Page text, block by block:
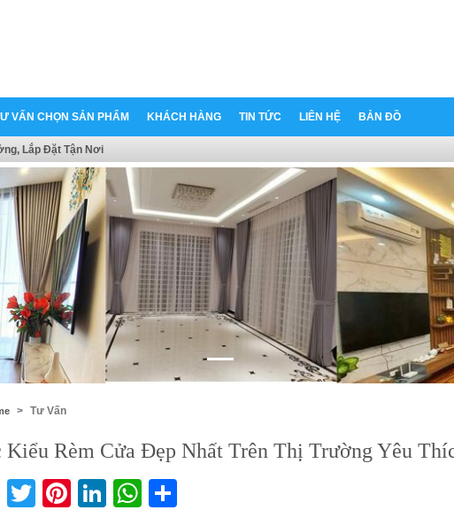
VẤN CHỌN SẢN PHẨM KHÁCH HÀNG TIN TỨC LIÊN HỆ BẢN ĐỒ
Lắp Đặt Tận Nơi
Tư Vấn
Kiểu Rèm Cửa Đẹp Nhất Trên Thị Trường Yêu
Facebook
TwitterPinterest
LinkedIn
WhatsApp